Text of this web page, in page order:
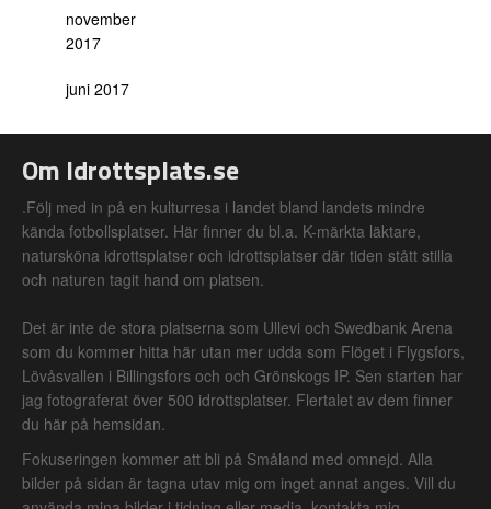
november
2017
juni 2017
Om Idrottsplats.se
.Följ med in på en kulturresa i landet bland landets mindre
kända fotbollsplatser. Här finner du bl.a. K-märkta läktare,
natursköna idrottsplatser och idrottsplatser där tiden stått stilla
och naturen tagit hand om platsen.
Det är inte de stora platserna som Ullevi och Swedbank Arena
som du kommer hitta här utan mer udda som Flöget i Flygsfors,
Lövåsvallen i Billingsfors och och Grönskogs IP. Sen starten har
jag fotograferat över 500 idrottsplatser. Flertalet av dem finner
du här på hemsidan.
Fokuseringen kommer att bli på Småland med omnejd. Alla
bilder på sidan är tagna utav mig om inget annat anges. Vill du